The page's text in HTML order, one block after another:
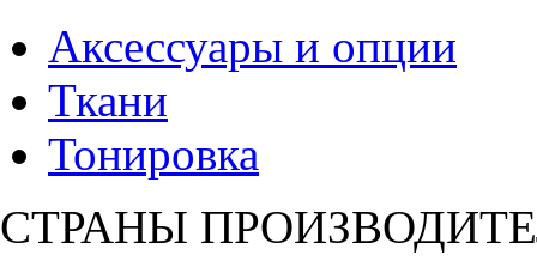
Аксессуары и опции
Ткани
Тонировка
СТРАНЫ